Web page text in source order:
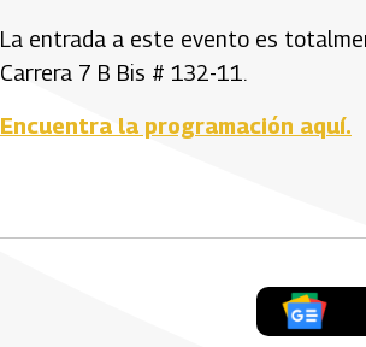
La entrada a este evento es
Carrera 7 B Bis # 132-11.
Encuentra la programación aquí.